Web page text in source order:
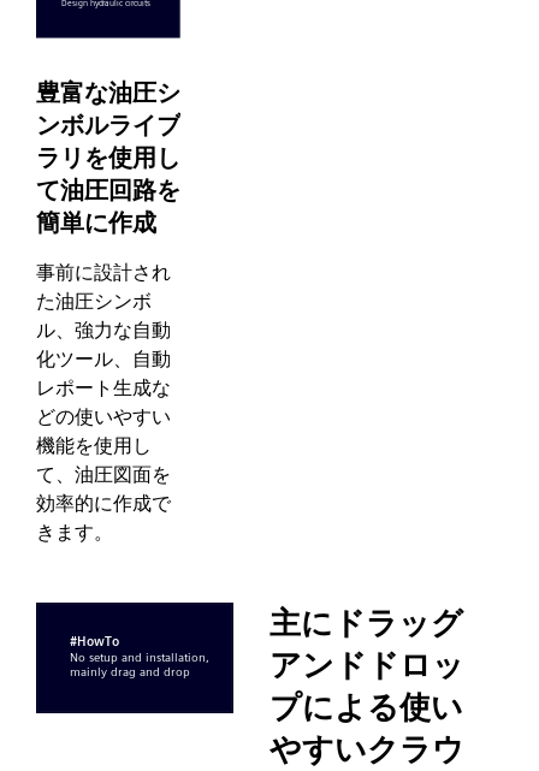
豊富な油圧シ
ンボルライブ
ラリを使用し
て油圧回路を
簡単に作成
事前に設計され
た油圧シンボ
ル、強力な自動
化ツール、自動
レポート生成な
どの使いやすい
機能を使用し
て、油圧図面を
効率的に作成で
きます。
主にドラッグ
アンドドロッ
プによる使い
やすいクラウ